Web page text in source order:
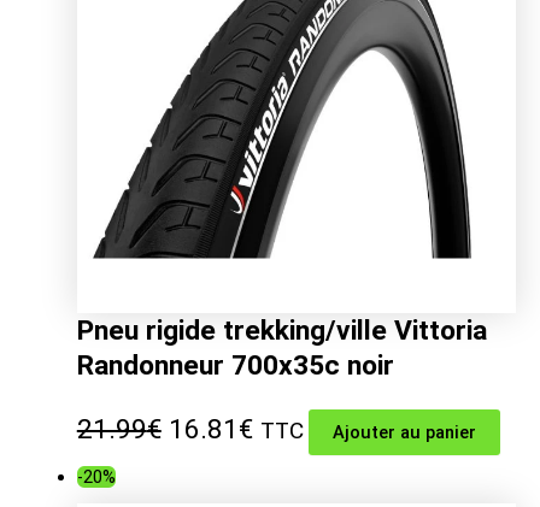
Pneu rigide trekking/ville Vittoria
Randonneur 700x35c noir
21.99€ Le
16.81 €Le
TTC Ajouter au panier
-20%